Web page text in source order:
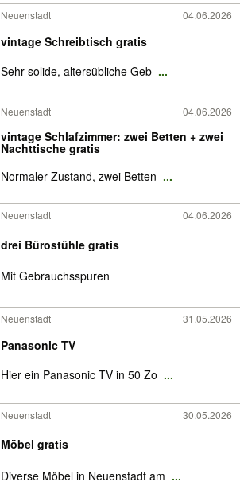
Neuenstadt 04.06.2026
vintage Schreibtisch gratis
Sehr solide, altersübliche Geb ...
Neuenstadt 04.06.2026
vintage Schlafzimmer: zwei Betten + zwei
Nachttische gratis
Normaler Zustand, zwei Betten ...
Neuenstadt 04.06.2026
drei Bürostühle gratis
Mit Gebrauchsspuren
Neuenstadt 31.05.2026
Panasonic TV
Hier ein Panasonic TV in 50 Zo ...
Neuenstadt 30.05.2026
Möbel gratis
Diverse Möbel in Neuenstadt am ...